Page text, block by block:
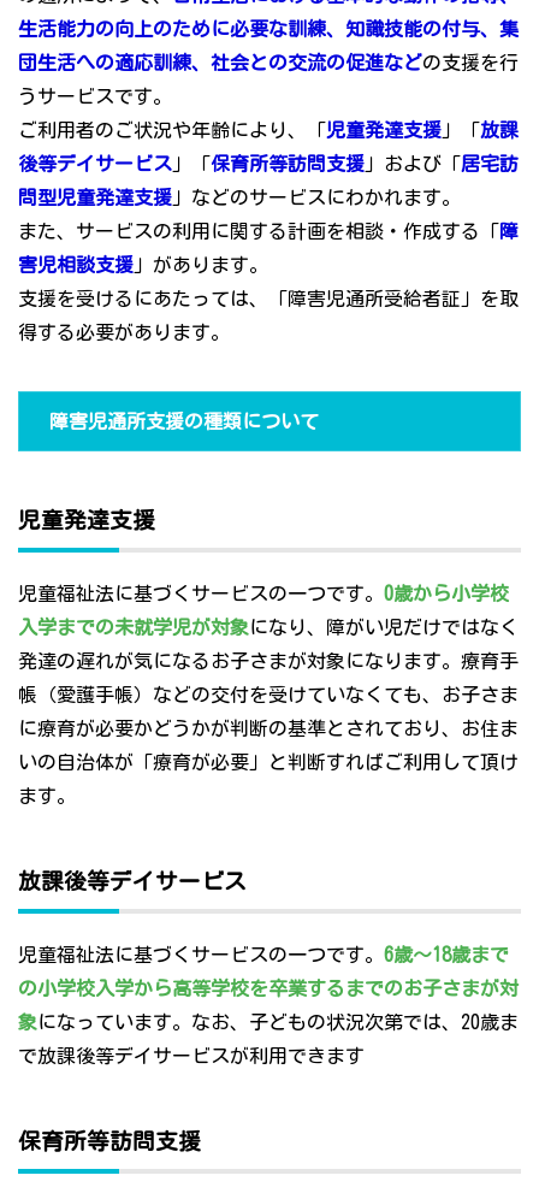
生活能力の向上のために必要な訓練、知識技能の付与、集
団生活への適応訓練、社会との交流の促進などの支援を行
うサービスです。
ご利用者のご状況や年齢により、「児童発達支援 」「放課
後等デイサービス 」「保育所等訪問支援 」および「居宅訪
問型児童発達支援 」などのサービスにわかれます。
また、サービスの利用に関する計画を相談・作成する「障
害児相談支援 」があります。
支援を受けるにあたっては、「障害児通所受給者証」を取
得する必要があります。
障害児通所支援の種類について
児童発達支援
児童福祉法に基づくサービスの一つです。 0歳から小学校
入学までの未就学児が対象になり、障がい児だけではなく
発達の遅れが気になるお子さまが対象になります。療育手
帳（愛護手帳）などの交付を受けていなくても、お子さま
に療育が必要かどうかが判断の基準とされており、お住ま
いの自治体が「療育が必要」と判断すればご利用して頂け
ます。
放課後等デイサービス
児童福祉法に基づくサービスの一つです。 6歳～18歳まで
の小学校入学から高等学校を卒業するまでのお子さまが対
象になっています。なお、子どもの状況次第では、20歳ま
で放課後等デイサービスが利用できます
保育所等訪問支援